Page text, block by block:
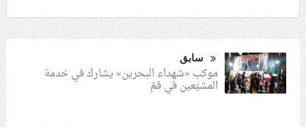
سابق
موكب «شهداء البحرين» يشارك في خدمة
المشيّعين في قمّ